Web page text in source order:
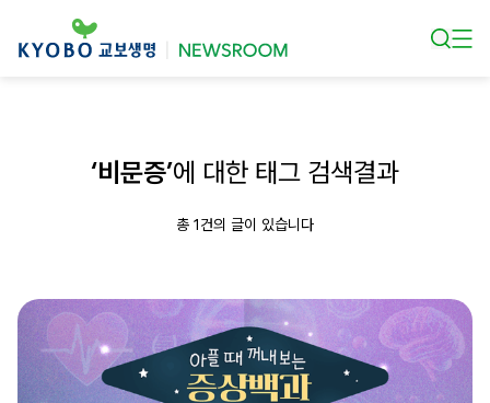
‘비문증’에 대한 태그 검색결과
총 1건의 글이 있습니다